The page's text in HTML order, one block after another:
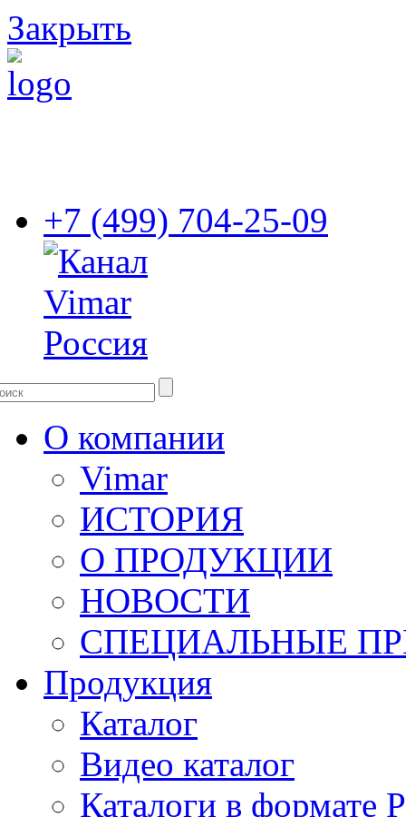
Закрыть
+7 (499) 704-25-09
О компании
Vimar
ИСТОРИЯ
О ПРОДУКЦИИ
НОВОСТИ
СПЕЦИАЛЬНЫЕ
Продукция
Каталог
Видео каталог
Каталоги в формате